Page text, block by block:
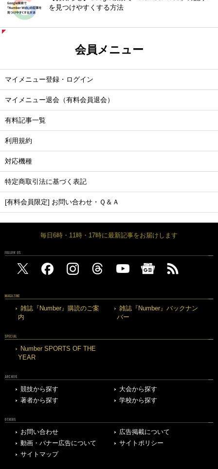
を見つけやすくする方法
会員メニュー
マイメニュー登録・ログイン
マイメニュー退会（有料会員退会）
有料記事一覧
利用規約
対応機種
特定商取引法に基づく表記
[有料会員限定] お問い合わせ・Ｑ＆Ａ
毎日6時・11時・17時に最新記事をお届けします
FOLLOW US
MAGAZINE
雑誌『Number』購読のご案
内
雑誌『Number』バックナン
バー
SPECIAL
Number SPORTS OF THE
YEAR
ARCHIVE
競技から探す
大会から探す
著者から探す
学校から探す
OTHERS
お問い合わせ
広告掲載について
動画・バナー広告について
サイトポリシー
サイトマップ